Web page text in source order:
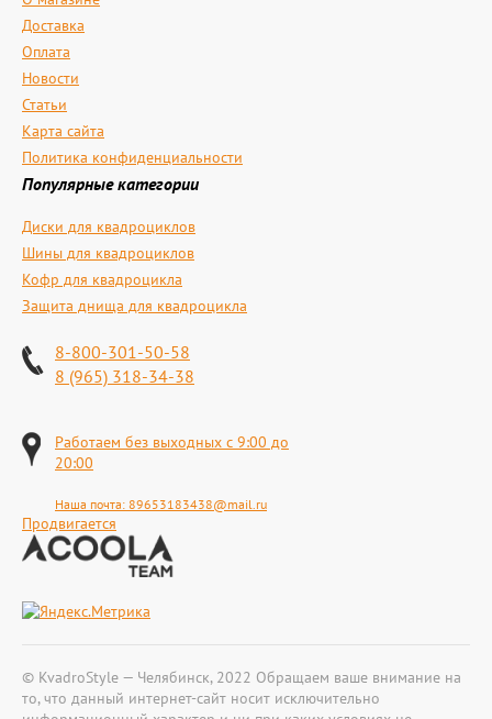
Доставка
Оплата
Новости
Статьи
Карта сайта
Политика конфиденциальности
Популярные категории
Диски для квадроциклов
Шины для квадроциклов
Кофр для квадроцикла
Защита днища для квадроцикла
8-800-301-50-58
8 (965) 318-34-38
Работаем без выходных с 9:00 до
20:00
Наша почта: 89653183438@mail.ru
Продвигается
© KvadroStyle — Челябинск, 2022 Обращаем ваше внимание на
то, что данный интернет-сайт носит исключительно